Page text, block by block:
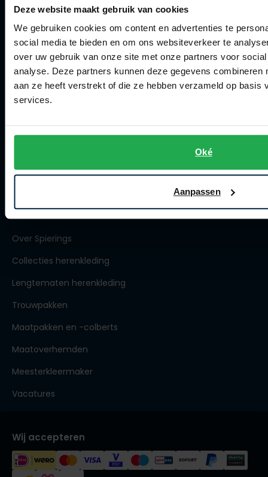
Deze website maakt gebruik van cookies
We gebruiken cookies om content en advertenties te
social media te bieden en om ons websiteverkeer te
over uw gebruik van onze site met onze partners voor
analyse. Deze partners kunnen deze gegevens combineren
aan ze heeft verstrekt of die ze hebben verzameld op basis
services.
Oké
Aanpassen
Klachtenafhandeling
Actievoorwaarden
Artikelonderhoud
Winkel
Openingstijden
Contact webshop
Spierings Herenmode
Over Spierings
Collecties herenkleding
Lengtematen herenkleding
Trouwpakken
Maatpakken en -colberts
Maatoverhemden
Meesterkleermaker
Vacatures
Wij accepteren